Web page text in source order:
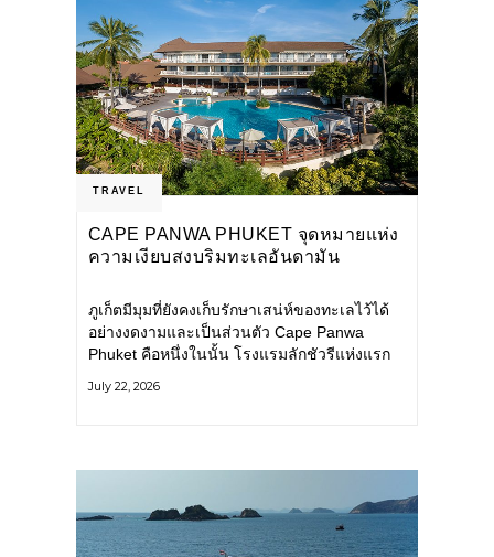
TRAVEL
CAPE PANWA PHUKET จุดหมายแห่ง
ความเงียบสงบริมทะเลอันดามัน
ภูเก็ตมีมุมที่ยังคงเก็บรักษาเสน่ห์ของทะเลไว้ได้
อย่างงดงามและเป็นส่วนตัว Cape Panwa
Phuket คือหนึ่งในนั้น โรงแรมลักชัวรีแห่งแรก
แหลมพันวา ทางตะวันออกเฉียงใต้ของเกาะ
July 22, 2026